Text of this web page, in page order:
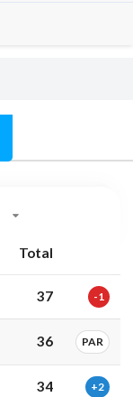
Total
37 -1
36 PAR
34 +2